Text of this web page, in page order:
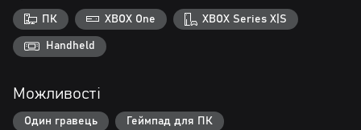
ПК XBOX One XBOX Series X|S
Handheld
Можливості
Один гравець Геймпад для ПК